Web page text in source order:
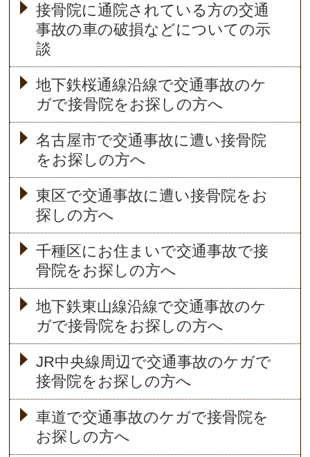
接骨院に通院されている方の交通
事故の車の破損などについての示
談
地下鉄桜通線沿線で交通事故のケ
ガで接骨院をお探しの方へ
名古屋市で交通事故に遭い接骨院
をお探しの方へ
東区で交通事故に遭い接骨院をお
探しの方へ
千種区にお住まいで交通事故で接
骨院をお探しの方へ
地下鉄東山線沿線で交通事故のケ
ガで接骨院をお探しの方へ
JR中央線周辺で交通事故のケガで
接骨院をお探しの方へ
車道で交通事故のケガで接骨院を
お探しの方へ